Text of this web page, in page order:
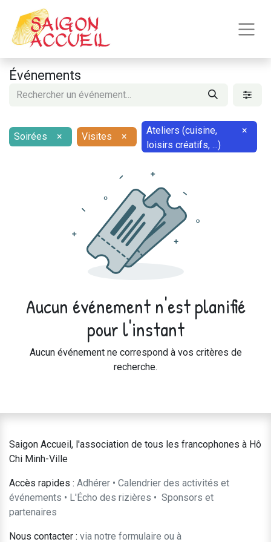
Événements
Soirées × Visites ×
Ateliers (cuisine,
loisirs créatifs, ...)
×
Aucun événement n'est planifié
pour l'instant
Aucun événement ne correspond à vos critères de
recherche.
Saigon Accueil, l'association de tous les francophones à Hô
Chi Minh-Ville
Accès rapides : Adhérer • Calendrier des activités et
événements • L'Écho des rizières • ​Sponsors et
partenaires​​
Nous contacter : ​via notre formulaire ou à